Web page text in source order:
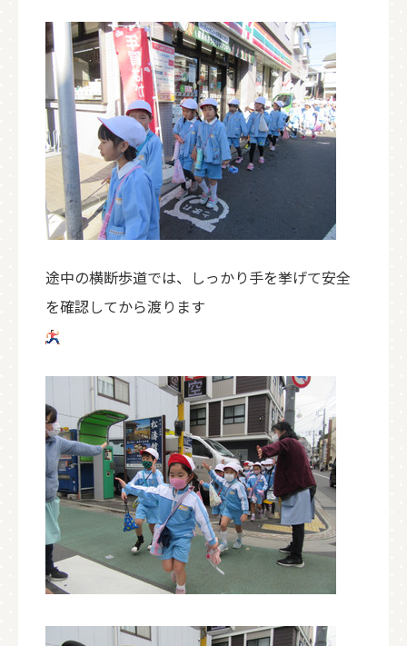
途中の横断歩道では、しっかり手を挙げて安全
を確認してから渡ります